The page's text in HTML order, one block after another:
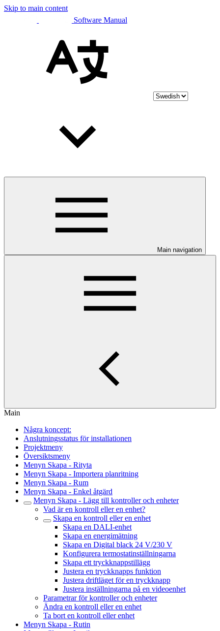
Skip to main content
Software Manual
Main navigation
Main
Några koncept:
Anslutningsstatus för installationen
Projektmeny
Översiktsmeny
Menyn Skapa - Rityta
Menyn Skapa - Importera planritning
Menyn Skapa - Rum
Menyn Skapa - Enkel åtgärd
Menyn Skapa - Lägg till kontroller och enheter
Vad är en kontroll eller en enhet?
Skapa en kontroll eller en enhet
Skapa en DALI-enhet
Skapa en energimätning
Skapa en Digital black 24 V/230 V
Konfigurera termostatinställningarna
Skapa ett tryckknappstillägg
Justera en tryckknapps funktion
Justera driftläget för en tryckknapp
Justera inställningarna på en videoenhet
Parametrar för kontroller och enheter
Ändra en kontroll eller en enhet
Ta bort en kontroll eller enhet
Menyn Skapa - Rutin